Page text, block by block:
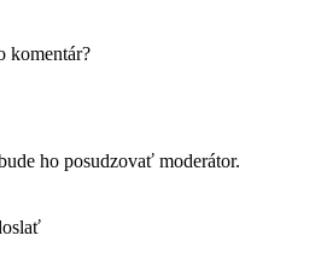
komentár?
ho posudzovať moderátor.